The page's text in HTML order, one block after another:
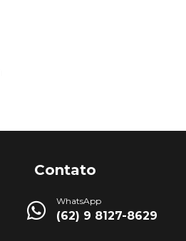
Contato
WhatsApp
(62) 9 8127-8629